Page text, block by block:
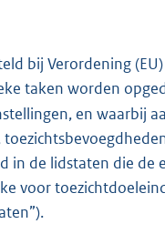
bij Verordening
taken worden
en waarbij
in de lidstaten die de
voor